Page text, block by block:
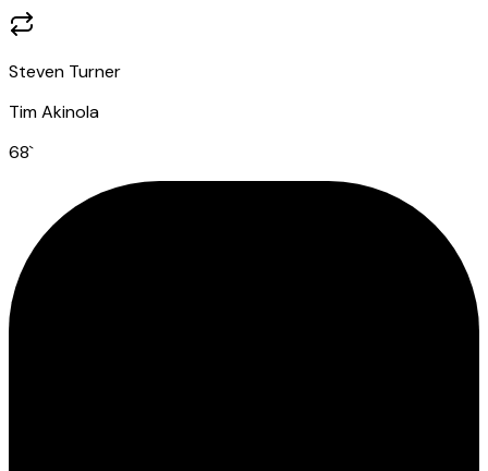
Steven Turner
Tim Akinola
68`